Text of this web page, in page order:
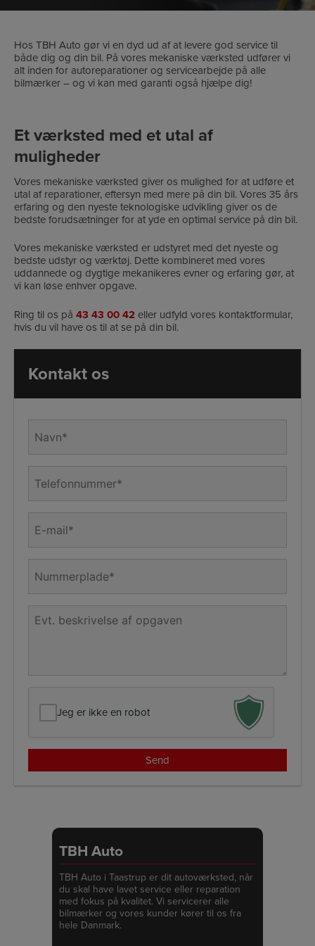
Hos TBH Auto gør vi en dyd ud af at levere god service til
både dig og din bil. På vores mekaniske værksted udfører vi
alt inden for autoreparationer og servicearbejde på alle
bilmærker – og vi kan med garanti også hjælpe dig!
Et værksted med et utal af
muligheder
Vores mekaniske værksted giver os mulighed for at udføre et
utal af reparationer, eftersyn med mere på din bil. Vores 35 års
erfaring og den nyeste teknologiske udvikling giver os de
bedste forudsætninger for at yde en optimal service på din bil.
Vores mekaniske værksted er udstyret med det nyeste og
bedste udstyr og værktøj. Dette kombineret med vores
uddannede og dygtige mekanikeres evner og erfaring gør, at
vi kan løse enhver opgave.
Ring til os på 43 43 00 42 eller udfyld vores kontaktformular,
hvis du vil have os til at se på din bil.
Kontakt os
mail
Beskrivelse
Jeg er ikke en robot
TBH Auto
TBH Auto i Taastrup er dit autoværksted, når
du skal have lavet service eller reparation
med fokus på kvalitet. Vi servicerer alle
bilmærker og vores kunder kører til os fra
hele Danmark.